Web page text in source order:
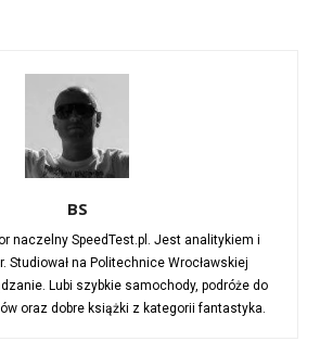
BS
naczelny SpeedTest.pl. Jest analitykiem i
Studiował na Politechnice Wrocławskiej
Lubi szybkie samochody, podróże do
oraz dobre książki z kategorii fantastyka.